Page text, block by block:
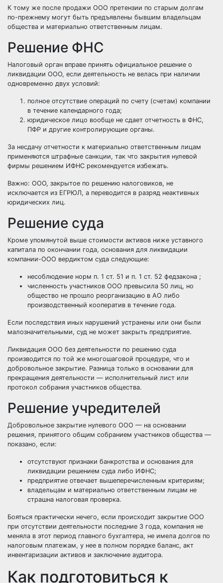
К тому же после продажи ООО претензии по старым долгам
по-прежнему могут быть предъявлены бывшим владельцам
общества и материально ответственным лицам.
Решение ФНС
Налоговый орган вправе принять официальное решение о
ликвидации ООО, если деятельность не велась при наличии
одновременно двух условий:
полное отсутствие операций по счету (счетам) компании
в течение календарного года;
юридическое лицо вообще не сдает отчетность в ФНС,
ПФР и другие контролирующие органы.
За несдачу отчетности к материально ответственным лицам
применяются штрафные санкции, так что закрытия нулевой
фирмы решением ИФНС рекомендуется избежать.
Важно: ООО, закрытое по решению налоговиков, не
исключается из ЕГРЮЛ, а переводится в разряд неактивных
юридических лиц.
Решение суда
Кроме упомянутой выше стоимости активов ниже уставного
капитала по окончании года, основания для ликвидации
компании-ООО вердиктом суда следующие:
несоблюдение норм п. 1 ст. 51 и п. 1 ст. 52 федзакона ;
численность участников ООО превысила 50 лиц, но
общество не прошло реорганизацию в АО либо
производственный кооператив в течение года.
Если последствия иных нарушений устранены или они были
малозначительными, суд не может закрыть предприятие.
Ликвидация ООО без деятельности по решению суда
производится по той же многошаговой процедуре, что и
добровольное закрытие. Разница только в основании для
прекращения деятельности — исполнительный лист или
протокол собрания участников общества.
Решение учредителей
Добровольное закрытие нулевого ООО — на основании
решения, принятого общим собранием участников общества —
показано, если:
отсутствуют признаки банкротства и основания для
ликвидации решением суда либо ИФНС;
предприятие отвечает вышеперечисленным критериям;
владельцам и материально ответственным лицам не
страшна налоговая проверка.
Бояться практически нечего, если происходит закрытие ООО
при отсутствии деятельности последние 3 года, компания не
меняла в этот период главного бухгалтера, не имела долгов по
налоговым платежам, у нее в полном порядке баланс, акт
инвентаризации активов и заключение аудитора.
Как подготовиться к